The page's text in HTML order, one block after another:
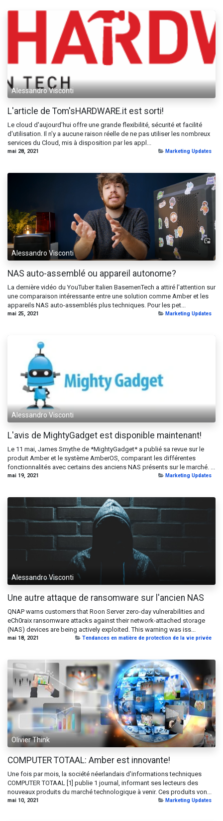
Alessandro Visconti
L'article de Tom'sHARDWARE.it est sorti!
Le cloud d'aujourd'hui offre une grande flexibilité, sécurité et facilité
d'utilisation. Il n'y a aucune raison réelle de ne pas utiliser les nombreux
services du Cloud, mis à disposition par les appl...
mai 28, 2021 Marketing Updates
Alessandro Visconti
NAS auto-assemblé ou appareil autonome?
La dernière vidéo du YouTuber Italien BasemenTech a attiré l'attention sur
une comparaison intéressante entre une solution comme Amber et les
appareils NAS auto-assemblés plus techniques. Pour les pet...
mai 25, 2021 Marketing Updates
Alessandro Visconti
L'avis de MightyGadget est disponible maintenant!
Le 11 mai, James Smythe de *MightyGadget* a publié sa revue sur le
produit Amber et le système AmberOS, comparant les différentes
fonctionnalités avec certains des anciens NAS présents sur le marché. ...
mai 19, 2021 Marketing Updates
Alessandro Visconti
Une autre attaque de ransomware sur l'ancien NAS
QNAP warns customers that Roon Server zero-day vulnerabilities and
eCh0raix ransomware attacks against their network-attached storage
(NAS) devices are being actively exploited. This warning was iss...
mai 18, 2021 Tendances en matière de protection de la vie privée
Olivier Think
COMPUTER TOTAAL: Amber est innovante!
Une fois par mois, la société néerlandais d'informations techniques
COMPUTER TOTAAL [1] publie 1 journal, informant ses lecteurs des
nouveaux produits du marché technologique à venir. Ces produits von...
mai 10, 2021 Marketing Updates